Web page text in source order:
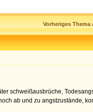
Vorheriges Thema
schweißausbrüche,
ab und zu angstzustände,